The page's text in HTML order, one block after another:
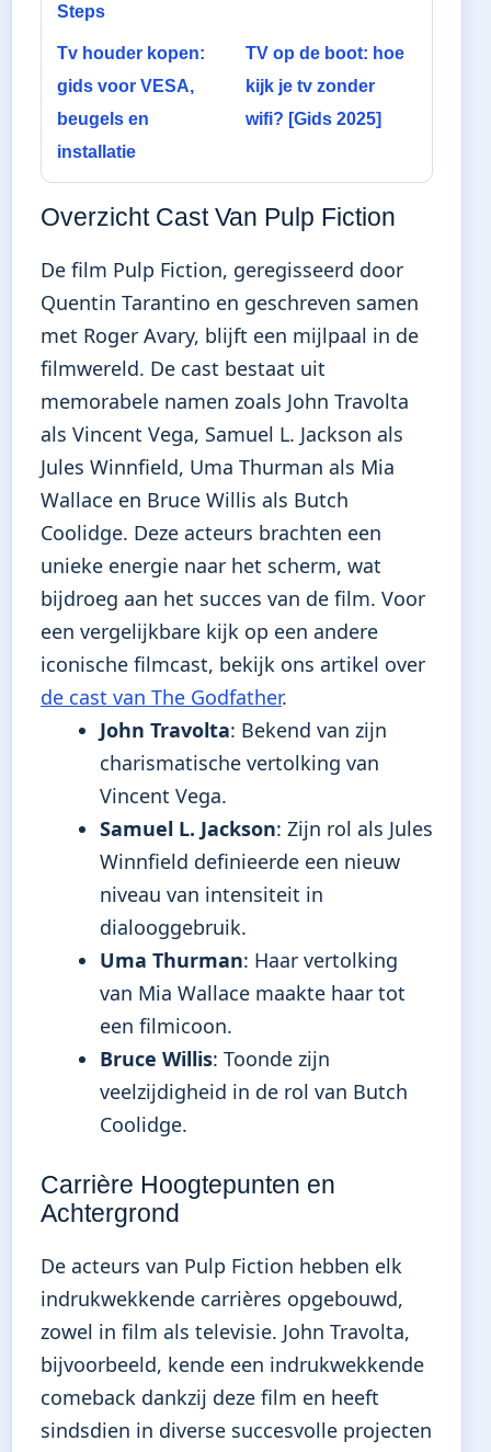
Steps
Tv houder kopen:
gids voor VESA,
beugels en
installatie
TV op de boot: hoe
kijk je tv zonder
wifi? [Gids 2025]
Overzicht Cast Van Pulp Fiction
De film Pulp Fiction, geregisseerd door
Quentin Tarantino en geschreven samen
met Roger Avary, blijft een mijlpaal in de
filmwereld. De cast bestaat uit
memorabele namen zoals John Travolta
als Vincent Vega, Samuel L. Jackson als
Jules Winnfield, Uma Thurman als Mia
Wallace en Bruce Willis als Butch
Coolidge. Deze acteurs brachten een
unieke energie naar het scherm, wat
bijdroeg aan het succes van de film. Voor
een vergelijkbare kijk op een andere
iconische filmcast, bekijk ons artikel over
de cast van The Godfather.
John Travolta: Bekend van zijn
charismatische vertolking van
Vincent Vega.
Samuel L. Jackson: Zijn rol als Jules
Winnfield definieerde een nieuw
niveau van intensiteit in
dialooggebruik.
Uma Thurman: Haar vertolking
van Mia Wallace maakte haar tot
een filmicoon.
Bruce Willis: Toonde zijn
veelzijdigheid in de rol van Butch
Coolidge.
Carrière Hoogtepunten en
Achtergrond
De acteurs van Pulp Fiction hebben elk
indrukwekkende carrières opgebouwd,
zowel in film als televisie. John Travolta,
bijvoorbeeld, kende een indrukwekkende
comeback dankzij deze film en heeft
sindsdien in diverse succesvolle projecten